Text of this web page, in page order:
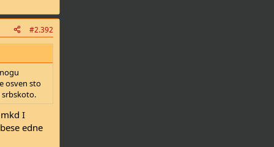
#2.392
osven sto
srbskoto.
I
edne